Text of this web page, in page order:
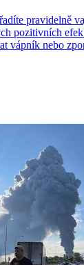
pravidelně
pozitivních
vápník nebo